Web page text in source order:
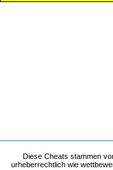
Diese Cheats stammen
urheberrechtlich wie